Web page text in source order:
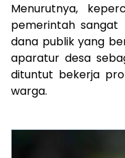
Menurutnya,
pemerintah sangat
dana publik yang
aparatur desa
dituntut bekerja
warga.